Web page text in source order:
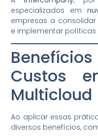
especializados em
empresas a
e implementar
Custos
Multicloud
Ao aplicar essas
diversos benefícios,